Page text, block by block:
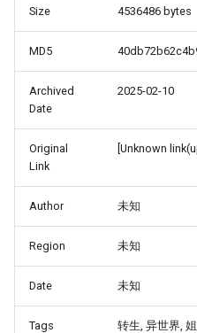
Size 4536486 bytes
MD5
Archived
Date
2025-02-10
Original
Link
[Unknown
Author 未知
Region 未知
Date 未知
Tags
转生, 异世界,